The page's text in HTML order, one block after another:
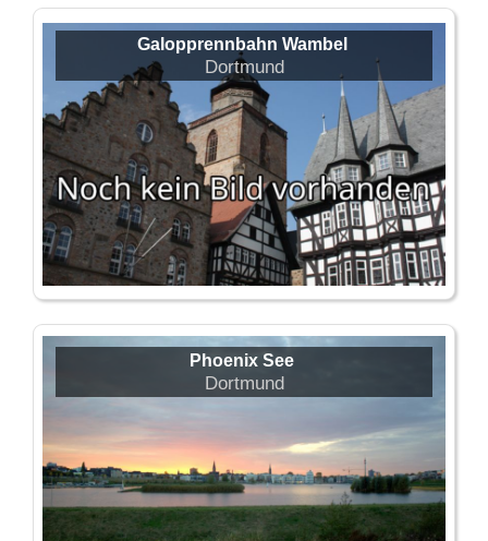
Galopprennbahn Wambel
Dortmund
Phoenix See
Dortmund